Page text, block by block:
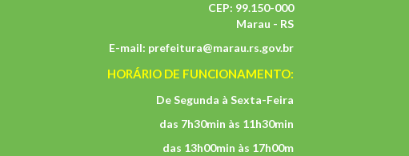
CEP: 99.150-000
Marau - RS
E-mail: prefeitura@marau.rs.gov.br
HORÁRIO DE FUNCIONAMENTO:
De Segunda à Sexta-Feira
das 7h30min às 11h30min
das 13h00min às 17h00m